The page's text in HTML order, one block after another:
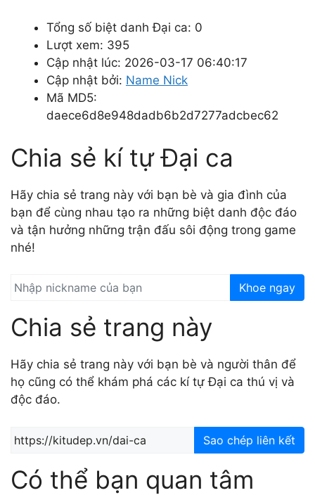
Tổng số biệt danh Đại ca: 0
Lượt xem: 395
Cập nhật lúc: 2026-03-17 06:40:17
Cập nhật bởi: Name Nick
Mã MD5:
daece6d8e948dadb6b2d7277adcbec62
Chia sẻ kí tự Đại ca
Hãy chia sẻ trang này với bạn bè và gia đình của
bạn để cùng nhau tạo ra những biệt danh độc đáo
và tận hưởng những trận đấu sôi động trong game
nhé!
Khoe ngay
Chia sẻ trang này
Hãy chia sẻ trang này với bạn bè và người thân để
họ cũng có thể khám phá các kí tự Đại ca thú vị và
độc đáo.
Sao chép liên kết
Có thể bạn quan tâm